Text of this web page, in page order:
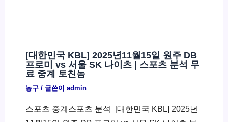
[대한민국 KBL] 2025년11월15일 원주 DB
프로미 vs 서울 SK 나이츠 | 스포츠 분석 무
료 중계 토친놈
농구/ 글쓴이 admin
스포츠 중계스포츠 분석 ​ [대한민국 KBL] 2025년